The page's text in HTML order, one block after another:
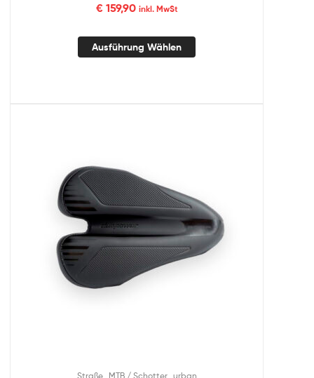
€159,90 inkl. MwSt
Ausführung Wählen
Straße, MTB / Schotter, urban